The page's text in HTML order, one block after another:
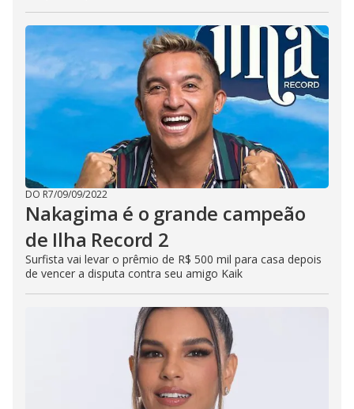
DO R7/09/09/2022
Nakagima é o grande campeão
de Ilha Record 2
Surfista vai levar o prêmio de R$ 500 mil para casa depois
de vencer a disputa contra seu amigo Kaik